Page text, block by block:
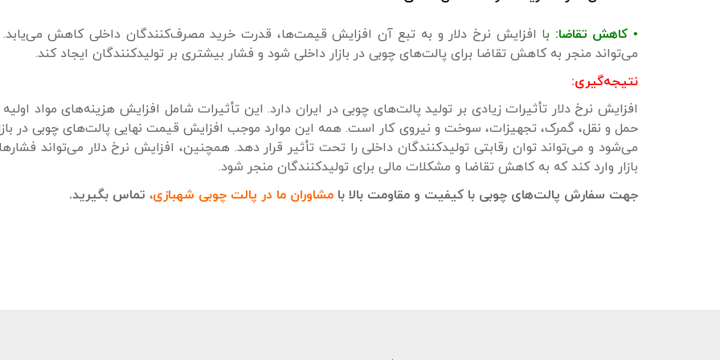
• کاهش تقاضا: با افزایش نرخ دلار و به تبع آن افزایش قیمت‌ها، قدرت خرید مصرف‌کنندگان داخلی کاهش می‌یابد.
می‌تواند منجر به کاهش تقاضا برای پالت‌های چوبی در بازار داخلی شود و فشار بیشتری بر تولیدکنندگان ایجاد کند.
نتیجه‌گیری:
افزایش نرخ دلار تأثیرات زیادی بر تولید پالت‌های چوبی در ایران دارد. این تأثیرات شامل افزایش هزینه‌های مواد اولیه
حمل و نقل، گمرک، تجهیزات، سوخت و نیروی کار است. همه این موارد موجب افزایش قیمت نهایی پالت‌های چوبی در
می‌شود و می‌تواند توان رقابتی تولیدکنندگان داخلی را تحت تأثیر قرار دهد. همچنین، افزایش نرخ دلار می‌تواند
بازار وارد کند که به کاهش تقاضا و مشکلات مالی برای تولیدکنندگان منجر شود.
جهت سفارش پالت‌های چوبی با کیفیت و مقاومت بالا با مشاوران ما در پالت چوبی شهبازی، تماس بگیرید.